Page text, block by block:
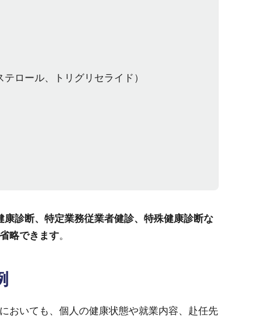
ロール、トリグリセライド）
診断、特定業務従業者健診、特殊健康診断な
略できます。
おいても、個人の健康状態や就業内容、赴任先